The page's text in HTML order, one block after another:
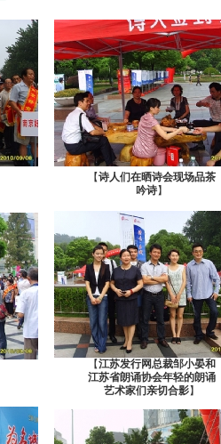
【诗人们在晒诗会现场品茶
吟诗】
【江苏发行网总裁邹小晏和
江苏省朗诵协会年轻的朗诵
艺术家们亲切合影】